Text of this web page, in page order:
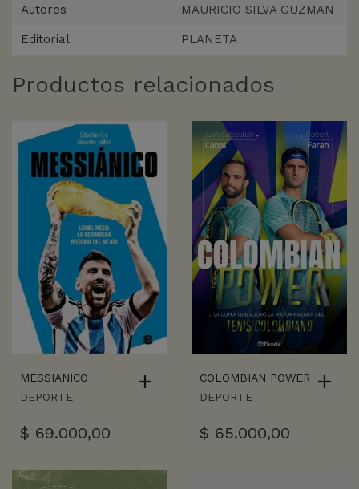
Autores MAURICIO SILVA GUZMAN
Editorial PLANETA
Productos relacionados
MESSIANICO
DEPORTE
$ 69.000,00
COLOMBIAN POWER
DEPORTE
$ 65.000,00